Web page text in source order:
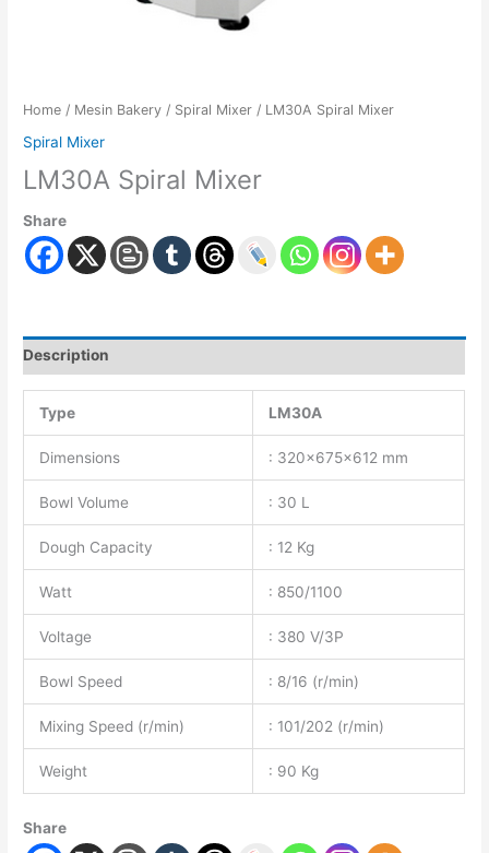
Home / Mesin Bakery / Spiral Mixer / LM30A Spiral Mixer
Spiral Mixer
LM30A Spiral Mixer
Share
Description
Type LM30A
Dimensions : 320x675x612 mm
Bowl Volume : 30 L
Dough Capacity : 12 Kg
Watt : 850/1100
Voltage : 380 V/3P
Bowl Speed : 8/16 (r/min)
Mixing Speed (r/min) : 101/202 (r/min)
Weight : 90 Kg
Share